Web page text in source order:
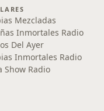
Mezcladas
Inmortales Radio
Del Ayer
Inmortales Radio
Show Radio